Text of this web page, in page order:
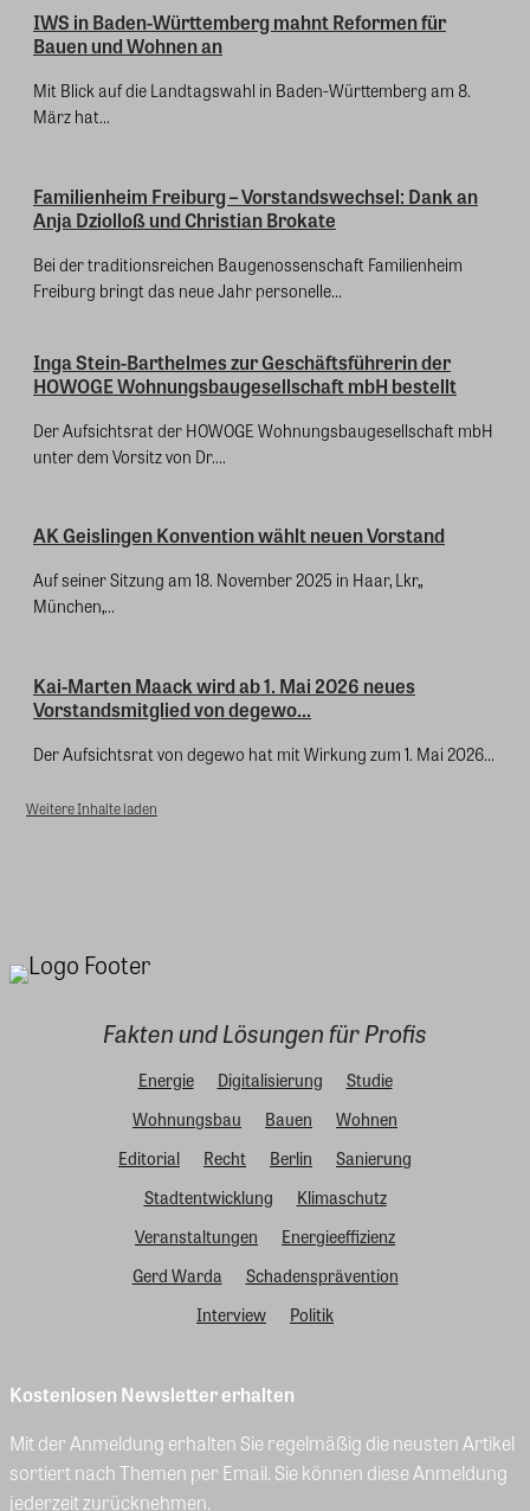
IWS in Baden-Württemberg mahnt Reformen für
Bauen und Wohnen an
Mit Blick auf die Landtagswahl in Baden-Württemberg am 8.
März hat...
Familienheim Freiburg – Vorstandswechsel: Dank an
Anja Dziolloß und Christian Brokate
Bei der traditionsreichen Baugenossenschaft Familienheim
Freiburg bringt das neue Jahr personelle...
Inga Stein-Barthelmes zur Geschäftsführerin der
HOWOGE Wohnungsbaugesellschaft mbH bestellt
Der Aufsichtsrat der HOWOGE Wohnungsbaugesellschaft mbH
unter dem Vorsitz von Dr....
AK Geislingen Konvention wählt neuen Vorstand
Auf seiner Sitzung am 18. November 2025 in Haar, Lkr,,
München,...
Kai-Marten Maack wird ab 1. Mai 2026 neues
Vorstandsmitglied von degewo...
Der Aufsichtsrat von degewo hat mit Wirkung zum 1. Mai 2026...
Weitere Inhalte laden
Fakten und Lösungen für Profis
Energie Digitalisierung
Studie
Wohnungsbau
Bauen
Wohnen
Editorial
Recht Berlin
Sanierung
Stadtentwicklung
Klimaschutz
Veranstaltungen
Energieeffizienz
Gerd Warda
Schadensprävention
Interview
Politik
Kostenlosen Newsletter erhalten
Mit der Anmeldung erhalten Sie regelmäßig die neusten Artikel
sortiert nach Themen per Email. Sie können diese Anmeldung
jederzeit zurücknehmen.